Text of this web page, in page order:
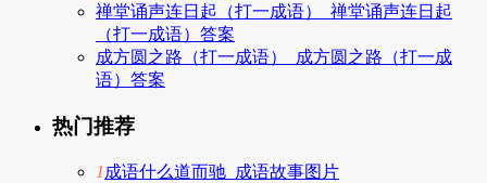
禅堂诵声连日起（打一成语）_禅堂诵声连日起
（打一成语）答案
成方圆之路（打一成语）_成方圆之路（打一成
语）答案
热门推荐
1 成语什么道而驰_成语故事图片